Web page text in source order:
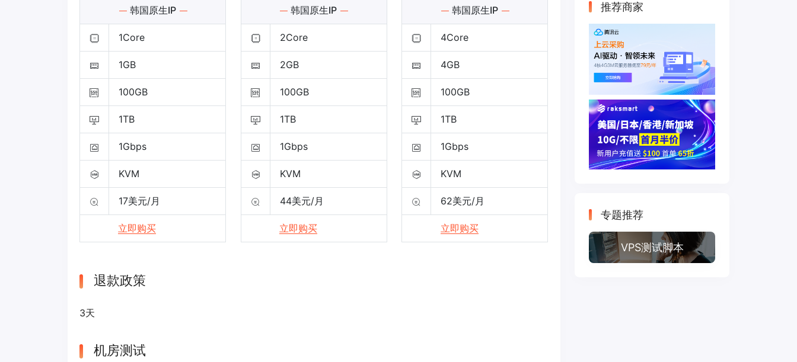
韩国原生IP
1Core
1GB
100GB
1TB
1Gbps
KVM
17美元/月
立即购买
韩国原生IP
2Core
2GB
100GB
1TB
1Gbps
KVM
44美元/月
立即购买
韩国原生IP
4Core
4GB
100GB
1TB
1Gbps
KVM
62美元/月
立即购买
退款政策
3天
机房测试
推荐商家
专题推荐
VPS测试脚本